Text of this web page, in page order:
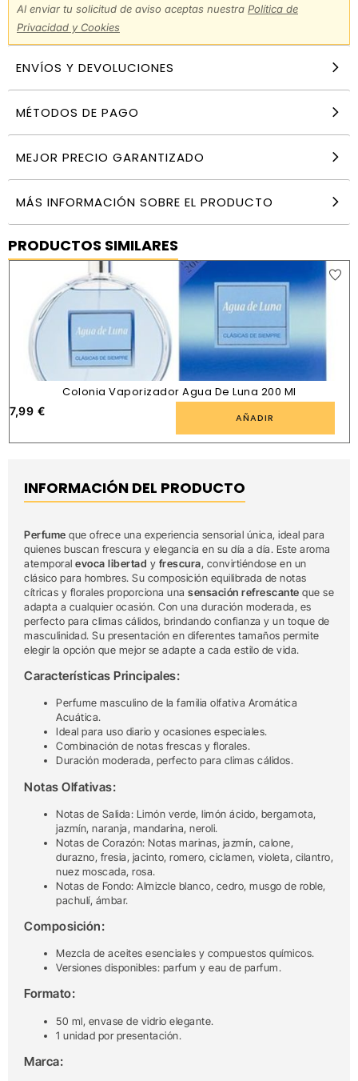
Al enviar tu solicitud de aviso aceptas nuestra Política de
Privacidad y Cookies
ENVÍOS Y DEVOLUCIONES
MÉTODOS DE PAGO
MEJOR PRECIO GARANTIZADO
MÁS INFORMACIÓN SOBRE EL PRODUCTO
PRODUCTOS SIMILARES
Colonia Vaporizador Agua De Luna 200 Ml
7,99 € AÑADIR
INFORMACIÓN DEL PRODUCTO
Perfume que ofrece una experiencia sensorial única, ideal para
quienes buscan frescura y elegancia en su día a día. Este aroma
atemporal evoca libertad y frescura, convirtiéndose en un
clásico para hombres. Su composición equilibrada de notas
cítricas y florales proporciona una sensación refrescante que se
adapta a cualquier ocasión. Con una duración moderada, es
perfecto para climas cálidos, brindando confianza y un toque de
masculinidad. Su presentación en diferentes tamaños permite
elegir la opción que mejor se adapte a cada estilo de vida.
Características Principales:
Perfume masculino de la familia olfativa Aromática
Acuática.
Ideal para uso diario y ocasiones especiales.
Combinación de notas frescas y florales.
Duración moderada, perfecto para climas cálidos.
Notas Olfativas:
Notas de Salida: Limón verde, limón ácido, bergamota,
jazmín, naranja, mandarina, neroli.
Notas de Corazón: Notas marinas, jazmín, calone,
durazno, fresia, jacinto, romero, ciclamen, violeta, cilantro,
nuez moscada, rosa.
Notas de Fondo: Almizcle blanco, cedro, musgo de roble,
pachulí, ámbar.
Composición:
Mezcla de aceites esenciales y compuestos químicos.
Versiones disponibles: parfum y eau de parfum.
Formato:
50 ml, envase de vidrio elegante.
1 unidad por presentación.
Marca: